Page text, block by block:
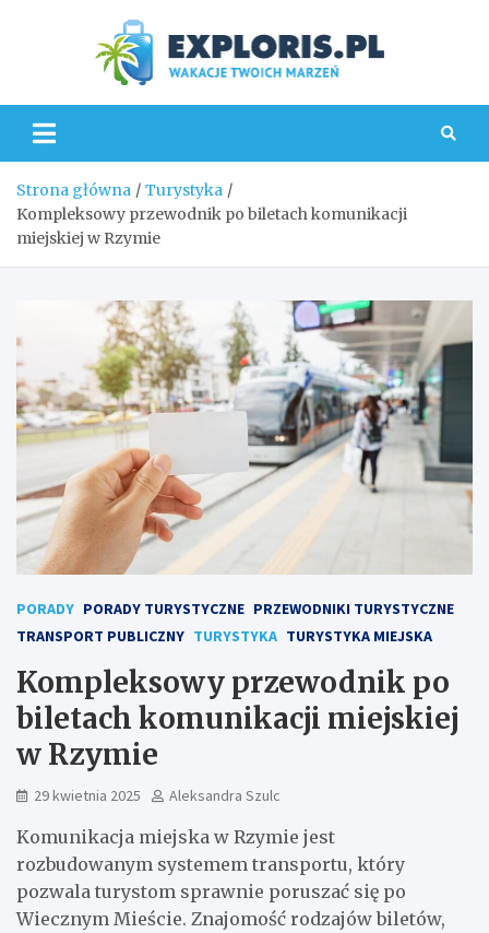
Strona główna
Turystyka
Kompleksowy przewodnik po biletach komunikacji
miejskiej w Rzymie
PORADY PORADY TURYSTYCZNE PRZEWODNIKI TURYSTYCZNE
TRANSPORT PUBLICZNY TURYSTYKA TURYSTYKA MIEJSKA
Kompleksowy przewodnik po
biletach komunikacji miejskiej
w Rzymie
29 kwietnia 2025 Aleksandra Szulc
Komunikacja miejska w Rzymie jest
rozbudowanym systemem transportu, który
pozwala turystom sprawnie poruszać się po
Wiecznym Mieście. Znajomość rodzajów biletów,